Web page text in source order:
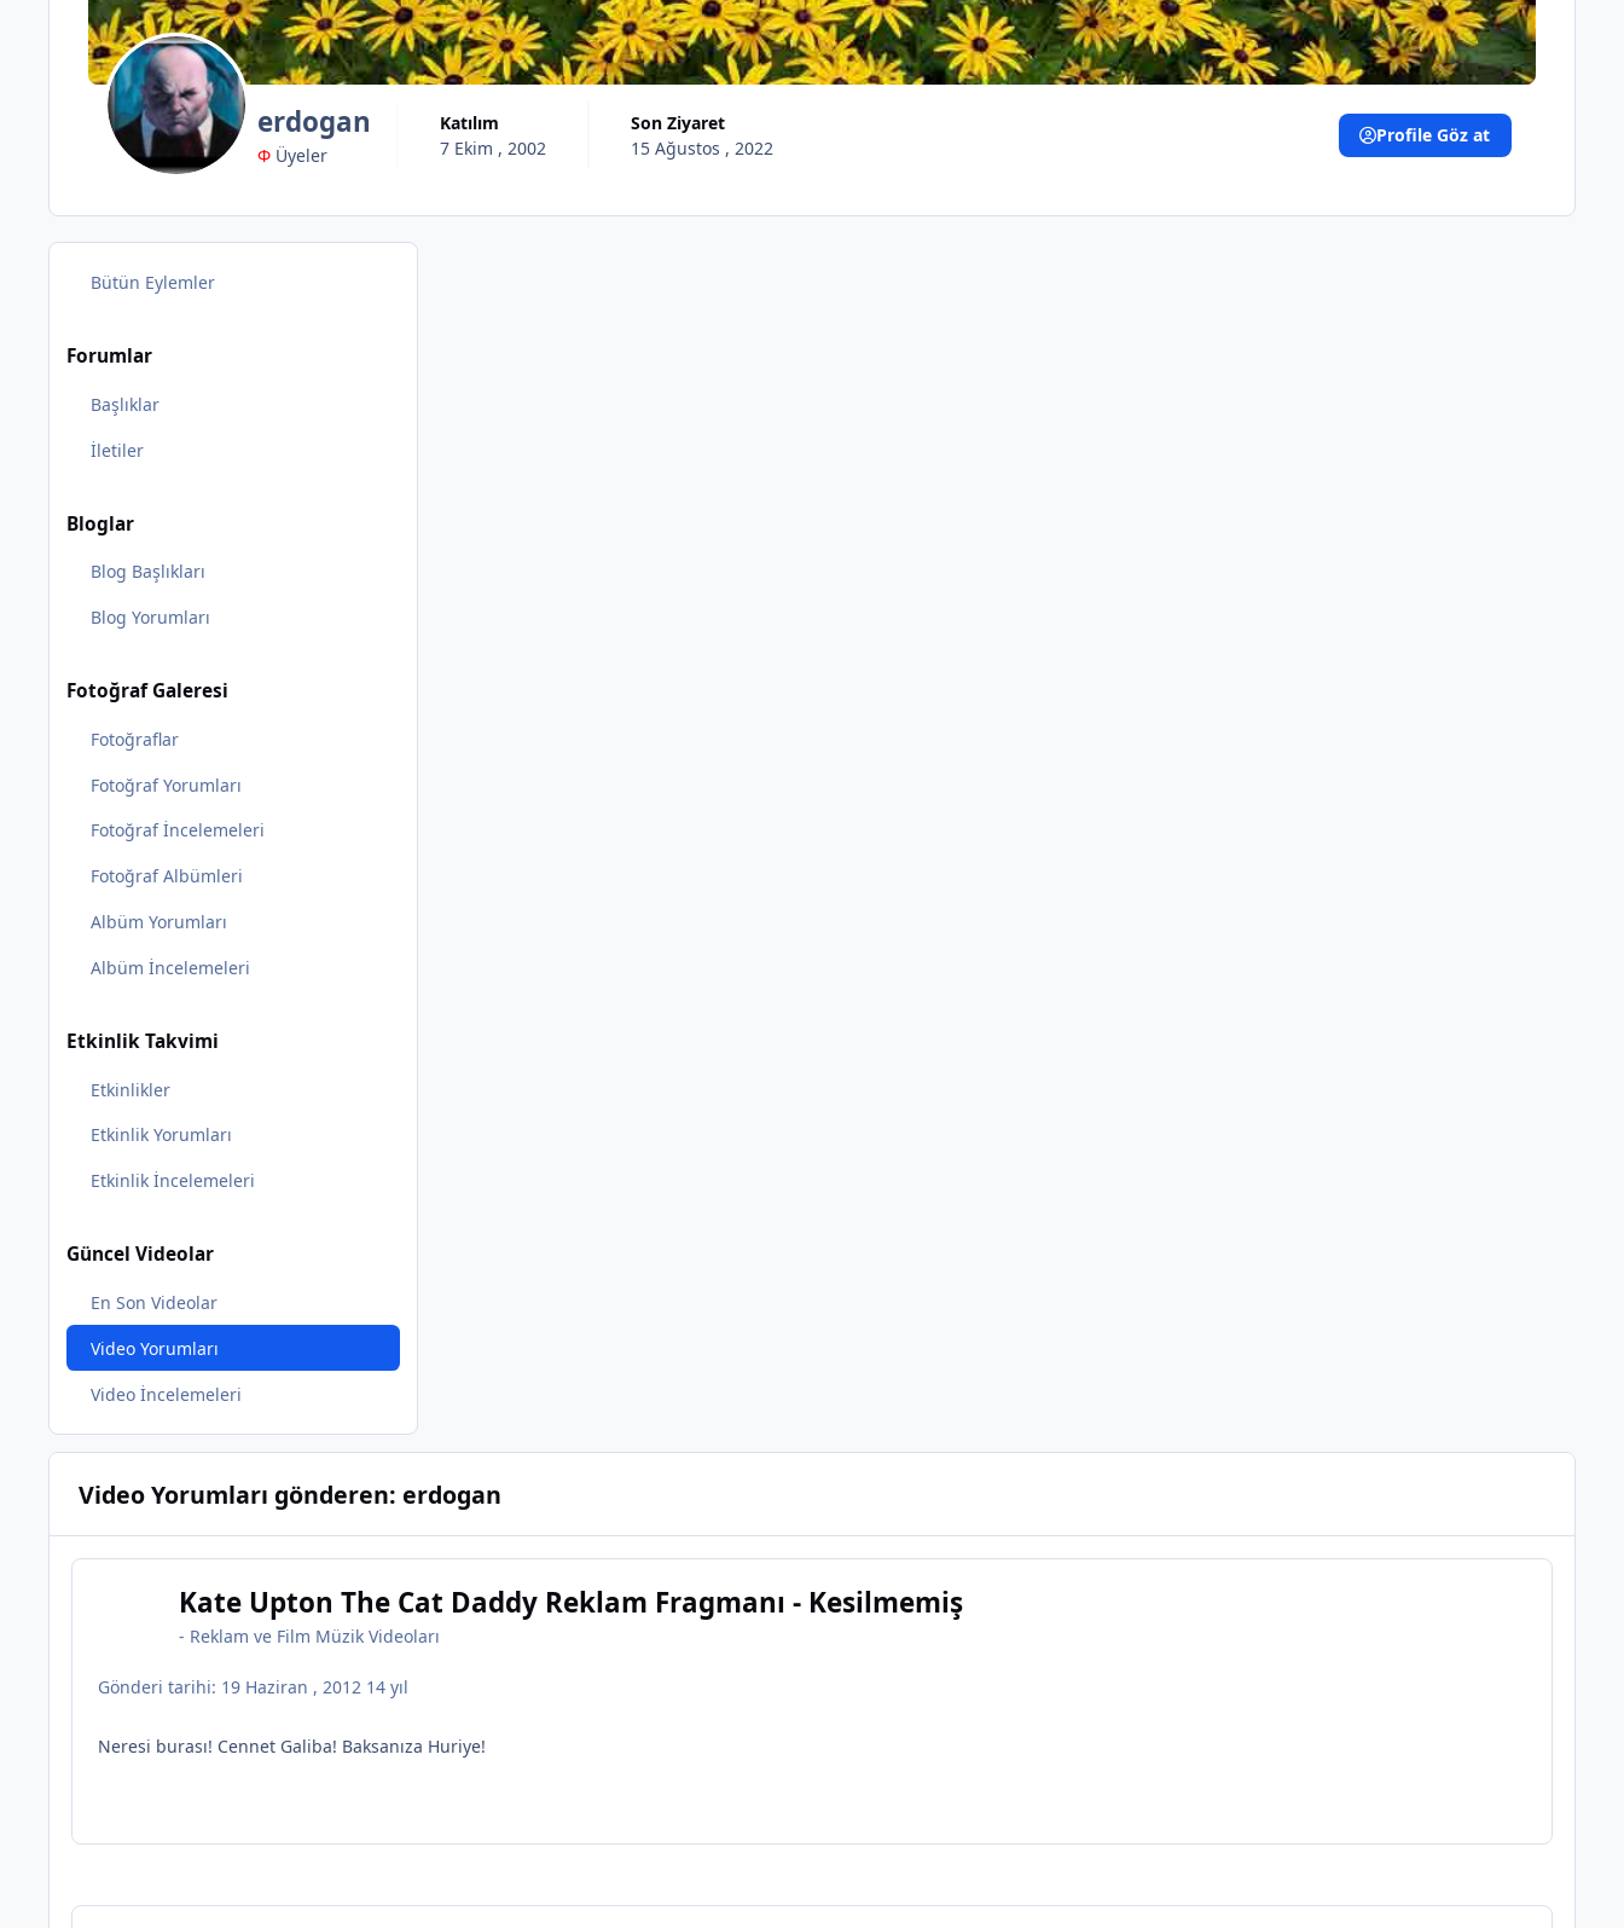
erdogan
ΦÜyeler
Katılım
7 Ekim , 2002
Son Ziyaret
15 Ağustos , 2022
Profile Göz at
Bütün Eylemler
Forumlar
Başlıklar
İletiler
Bloglar
Blog Başlıkları
Blog Yorumları
Fotoğraf Galeresi
Fotoğraflar
Fotoğraf Yorumları
Fotoğraf İncelemeleri
Fotoğraf Albümleri
Albüm Yorumları
Albüm İncelemeleri
Etkinlik Takvimi
Etkinlikler
Etkinlik Yorumları
Etkinlik İncelemeleri
Güncel Videolar
En Son Videolar
Video Yorumları
Video İncelemeleri
Video Yorumları gönderen: erdogan
Kate Upton The Cat Daddy Reklam Fragmanı - Kesilmemiş
- Reklam ve Film Müzik Videoları
Gönderi tarihi: 19 Haziran , 2012 14 yıl
Neresi burası! Cennet Galiba! Baksanıza Huriye!